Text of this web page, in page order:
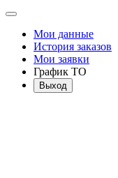
Мои данные
История заказов
Мои заявки
График ТО
Выход